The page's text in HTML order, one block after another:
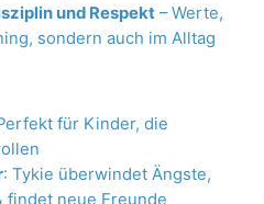
und Respekt – Werte,
sondern auch im Alltag
für Kinder, die
: Tykie überwindet Ängste,